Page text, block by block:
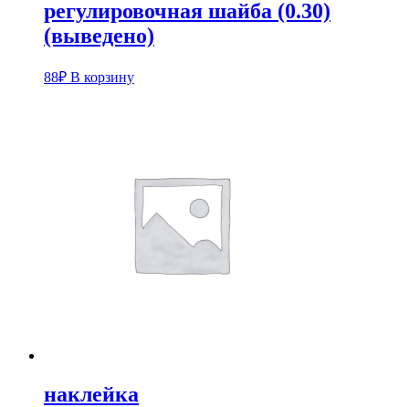
регулировочная шайба (0.30)
(выведено)
88₽ В корзину
наклейка